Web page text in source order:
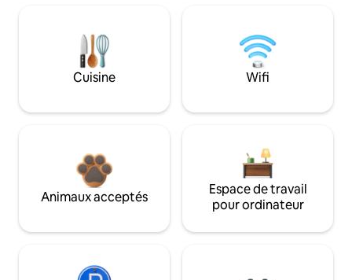
Cuisine Wifi
Animaux acceptés
Espace de travail
pour ordinateur